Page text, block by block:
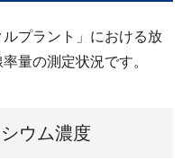
ルプラント」における放
量の測定状況です。
ウム濃度